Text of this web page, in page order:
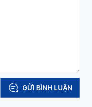
GỬI BÌNH LUẬN